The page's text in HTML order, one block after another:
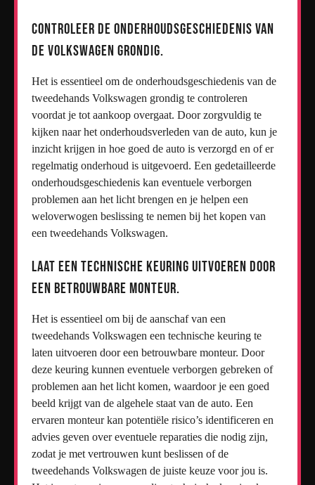
Controleer de onderhoudsgeschiedenis van
de Volkswagen grondig.
Het is essentieel om de onderhoudsgeschiedenis van de
tweedehands Volkswagen grondig te controleren
voordat je tot aankoop overgaat. Door zorgvuldig te
kijken naar het onderhoudsverleden van de auto, kun je
inzicht krijgen in hoe goed de auto is verzorgd en of er
regelmatig onderhoud is uitgevoerd. Een gedetailleerde
onderhoudsgeschiedenis kan eventuele verborgen
problemen aan het licht brengen en je helpen een
weloverwogen beslissing te nemen bij het kopen van
een tweedehands Volkswagen.
Laat een technische keuring uitvoeren door
een betrouwbare monteur.
Het is essentieel om bij de aanschaf van een
tweedehands Volkswagen een technische keuring te
laten uitvoeren door een betrouwbare monteur. Door
deze keuring kunnen eventuele verborgen gebreken of
problemen aan het licht komen, waardoor je een goed
beeld krijgt van de algehele staat van de auto. Een
ervaren monteur kan potentiële risico’s identificeren en
advies geven over eventuele reparaties die nodig zijn,
zodat je met vertrouwen kunt beslissen of de
tweedehands Volkswagen de juiste keuze voor jou is.